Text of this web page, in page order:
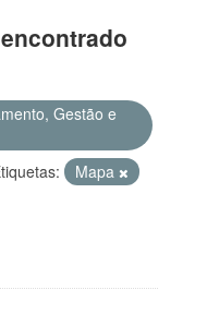
Gestão e
Mapa